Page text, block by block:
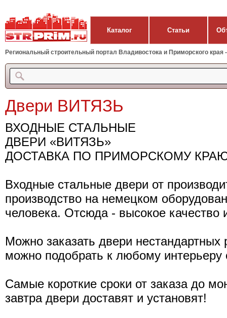
Каталог Статьи
Региональный строительный портал Владивостока и Приморского края
Двери ВИТЯЗЬ
ВХОДНЫЕ СТАЛЬНЫЕ
ДВЕРИ «ВИТЯЗЬ»
ДОСТАВКА ПО ПРИМОРСКОМУ
Входные стальные двери от
производство на немецком
человека. Отсюда - высокое качество
Можно заказать двери
можно подобрать к любому интерьеру
Самые короткие сроки от заказа до
завтра двери доставят и установят!